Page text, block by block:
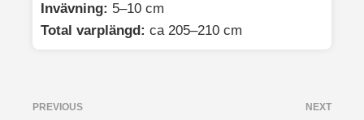
Invävning: 5–10 cm
Total varplängd: ca 205–210 cm
PREVIOUS NEXT